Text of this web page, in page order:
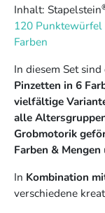
Inhalt: Stapelstein
120
Farben
In diesem Set sind
Pinzetten in 6
vielfältige
alle
Grobmotorik
Farben & Mengen
In Kombination
verschiedene